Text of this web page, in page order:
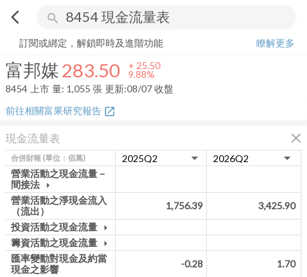
arrow_back_ios search
富邦媒 283.50+9.88%
訂閱或綁定，解鎖即時及進階功能
瞭解更多
富邦媒283.50 + 25.50
9.88%
8454 上市 量: 1,055 張 更新:08/07 收盤
前往相關富果研究報告 open_in_new
現金流量表 close
合併財報 (單位：佰萬)
營業活動之現金流量－
間接法 arrow_drop_down
營業活動之淨現金流入
（流出）
1,756.39
3,425.90
投資活動之現金流量 arrow_drop_down
籌資活動之現金流量 arrow_drop_down
匯率變動對現金及約當
現金之影響
-0.28
1.70